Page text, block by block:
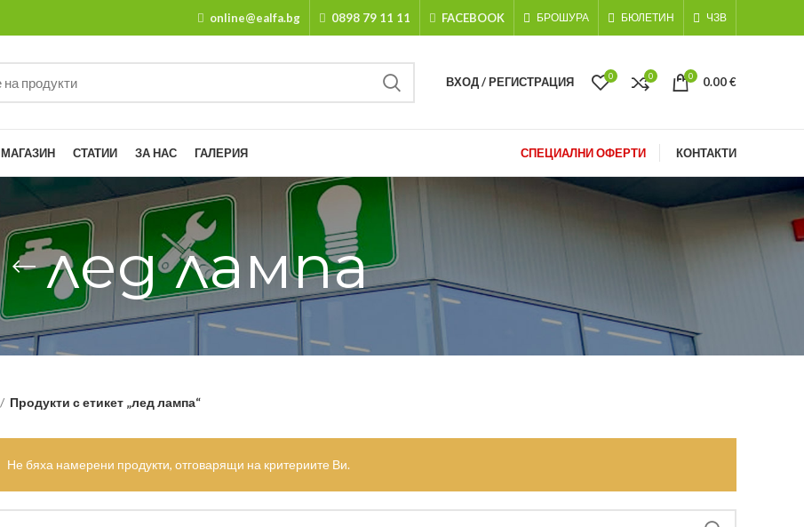
online@ealfa.bg 0898 79 11 11 FACEBOOK БРОШУРА БЮЛЕТИН ЧЗВ
ВХОД / РЕГИСТРАЦИЯ 0 0 0 0.00€
МАГАЗИН СТАТИИ ЗА НАС ГАЛЕРИЯ СПЕЦИАЛНИ ОФЕРТИ КОНТАКТИ
лед лампа
Продукти с етикет „лед лампа“
Не бяха намерени продукти, отговарящи на критериите Ви.